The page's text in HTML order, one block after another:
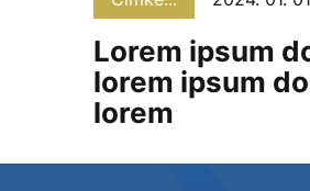
Lorem ipsum
lorem ipsum
lorem